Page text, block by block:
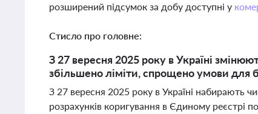
розширений підсумок за добу доступні у
Стисло про головне:
З 27 вересня 2025 року в Україні
збільшено ліміти, спрощено умови для
З 27 вересня 2025 року в Україні набирають
розрахунків коригування в Єдиному реєстрі